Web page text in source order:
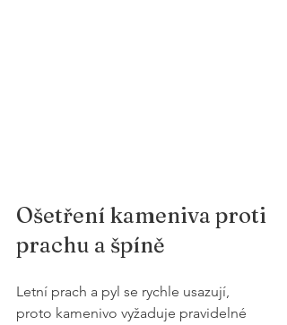
Ošetření kameniva proti
prachu a špíně
Letní prach a pyl se rychle usazují,
proto kamenivo vyžaduje pravidelné